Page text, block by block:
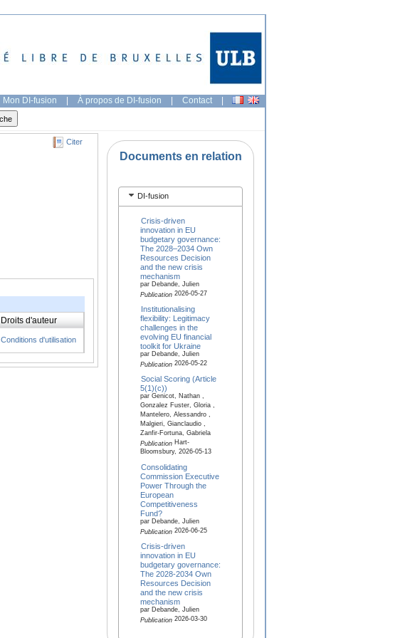
Mon DI-fusion | À propos de DI-fusion | Contact |
Citer
Droits d'auteur
Conditions d'utilisation
Documents en relation
DI-fusion
Crisis-driven
innovation in EU
budgetary governance:
The 2028–2034 Own
Resources Decision
and the new crisis
mechanism
par Debande, Julien
Publication2026-05-27
Institutionalising
flexibility: Legitimacy
challenges in the
evolving EU financial
toolkit for Ukraine
par Debande, Julien
Publication2026-05-22
Social Scoring (Article
5(1)(c))
par Genicot, Nathan ,
Gonzalez Fuster, Gloria ,
Mantelero, Alessandro ,
Malgieri, Gianclaudio ,
Zanfir-Fortuna, Gabriela
PublicationHart-
Bloomsbury, 2026-05-13
Consolidating
Commission Executive
Power Through the
European
Competitiveness
Fund?
par Debande, Julien
Publication2026-06-25
Crisis-driven
innovation in EU
budgetary governance:
The 2028-2034 Own
Resources Decision
and the new crisis
mechanism
par Debande, Julien
Publication2026-03-30